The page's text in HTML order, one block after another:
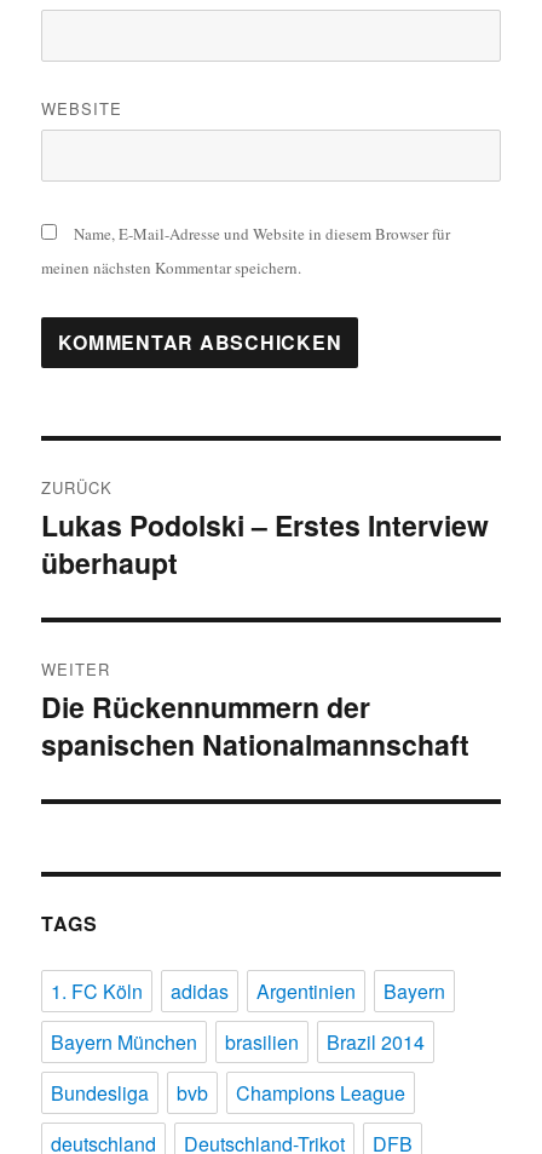
WEBSITE
Name, E-Mail-Adresse und Website in diesem Browser für
meinen nächsten Kommentar speichern.
ZURÜCK
Vorheriger
Beitrag:
Lukas Podolski – Erstes Interview
überhaupt
WEITER
Nächster
Beitrag:
Die Rückennummern der
spanischen Nationalmannschaft
TAGS
1. FC Köln adidas Argentinien
Bayern
Bayern München
brasilien
Brazil 2014
Bundesliga
bvb
Champions League
deutschland
Deutschland-Trikot DFB